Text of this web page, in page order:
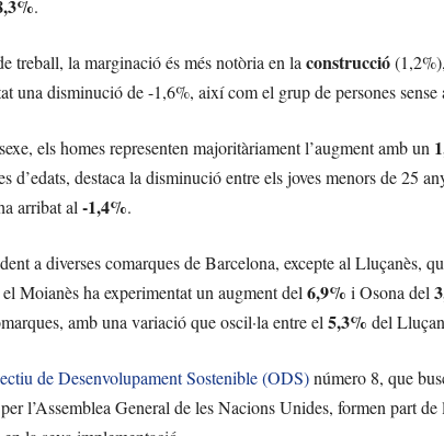
.
treball, la marginació és més notòria en la construcció
una disminució de -1,6%, així com el grup de persones
els homes representen majoritàriament l’augment amb un
d’edats, destaca la disminució entre els joves menors de 25
arribat al -1,4%.
a diverses comarques de Barcelona, excepte al Lluçanès,
Moianès ha experimentat un augment del 6,9% i Osona del
amb una variació que oscil·la entre el 5,3% del
de Desenvolupament Sostenible (ODS)número 8, que
l’Assemblea General de les Nacions Unides, formen part